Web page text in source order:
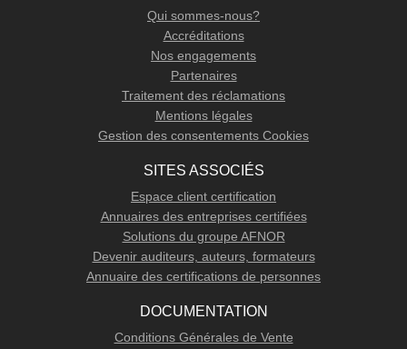
Qui sommes-nous?
Accréditations
Nos engagements
Partenaires
Traitement des réclamations
Mentions légales
Gestion des consentements Cookies
SITES ASSOCIÉS
Espace client certification
Annuaires des entreprises certifiées
Solutions du groupe AFNOR
Devenir auditeurs, auteurs, formateurs
Annuaire des certifications de personnes
DOCUMENTATION
Conditions Générales de Vente